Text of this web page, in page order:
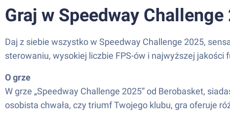
Graj w Speedway
Daj z siebie wszystko w Speedway Challenge 2025,
sterowaniu, wysokiej liczbie FPS-ów i najwyższej
O grze
W grze „Speedway Challenge 2025” od Berobasket,
osobista chwała, czy triumf Twojego klubu, gra oferuje